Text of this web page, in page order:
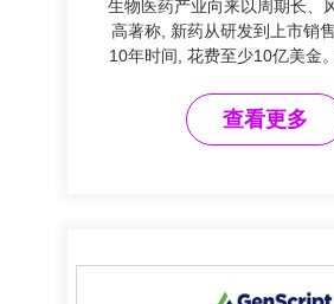
生物医药产业向来以周期长、
高著称, 新药从研发到上市销
10年时间, 花费至少10亿美金。如何经济高
从业者必须思考的问
03-22-2022
Yang Wang 博士
查看更多